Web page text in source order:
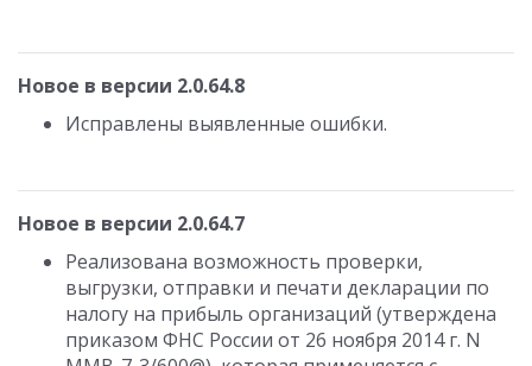
Новое в версии 2.0.64.8
Исправлены выявленные ошибки.
Новое в версии 2.0.64.7
Реализована возможность проверки,
выгрузки, отправки и печати декларации по
налогу на прибыль организаций (утверждена
приказом ФНС России от 26 ноября 2014 г. N